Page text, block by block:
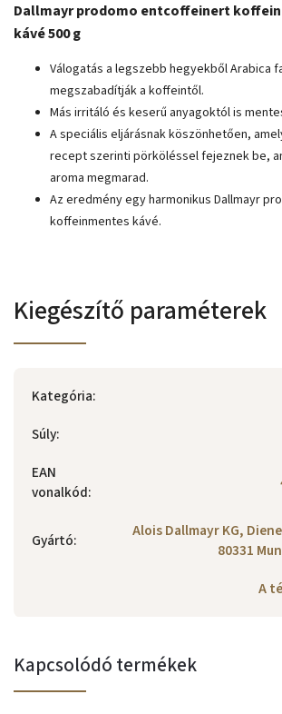
Dallmayr prodomo entcoffeinert
kávé 500 g
Válogatás a legszebb hegyekből Arabica
megszabadítják a koffeintől.
Más irritáló és keserű anyagoktól is
A speciális eljárásnak köszönhetően,
recept szerinti pörköléssel fejeznek be,
aroma megmarad.
Az eredmény egy harmonikus Dallmayr
koffeinmentes kávé.
Kiegészítő paraméterek
Kategória:
Súly:
EAN
vonalkód:
Gyártó:
Alois Dallmayr KG,
80331
A
Kapcsolódó termékek